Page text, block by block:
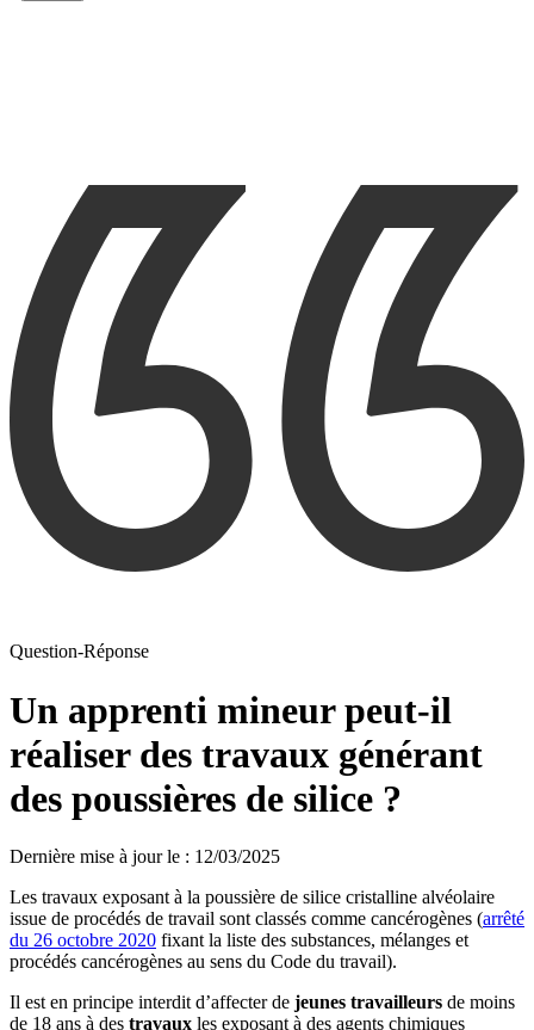
Question-Réponse
Un apprenti mineur peut-il
réaliser des travaux générant
des poussières de silice ?
Dernière mise à jour le : 12/03/2025
Les travaux exposant à la poussière de silice cristalline alvéolaire
issue de procédés de travail sont classés comme cancérogènes (arrêté
du 26 octobre 2020 fixant la liste des substances, mélanges et
procédés cancérogènes au sens du Code du travail).
Il est en principe interdit d’affecter de jeunes travailleurs de moins
de 18 ans à des travaux les exposant à des agents chimiques